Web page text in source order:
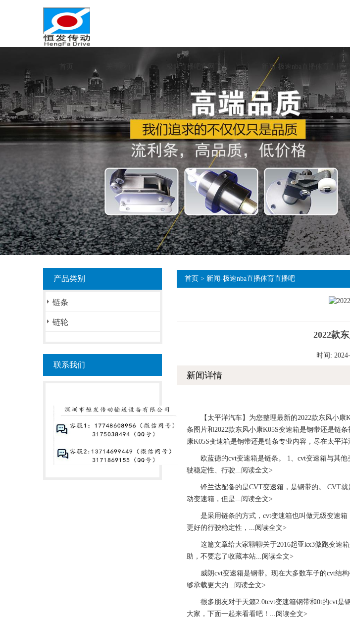
极速直播吧官网下载 新闻-极速nba直播体育直播吧
产品类别
链条
链轮
联系我们
首页 > 新闻-极速nba直播体育直播吧
2022款
时间:
新闻详情
【太平洋汽车】为您整理最新的2022款东风小康
条图片和2022款东风小康K05S变速箱是钢带还是链
康K05S变速箱是钢带还是链条专业内容，尽在太平洋
欧蓝德的cvt变速箱是链条。 1、cvt变速箱与其他
驶稳定性、行驶...阅读全文>
锋兰达配备的是CVT变速箱，是钢带的。 CVT就
动变速箱，但是...阅读全文>
是采用链条的方式，cvt变速箱也叫做无级变速箱
更好的行驶稳定性，...阅读全文>
这篇文章给大家聊聊关于2016起亚kx3傲跑变速箱
助，不要忘了收藏本站...阅读全文>
威朗cvt变速箱是钢带。现在大多数车子的cvt结构
够承载更大的...阅读全文>
很多朋友对于天籁2.0tcvt变速箱钢带和0t的cvt是
大家，下面一起来看看吧！...阅读全文>